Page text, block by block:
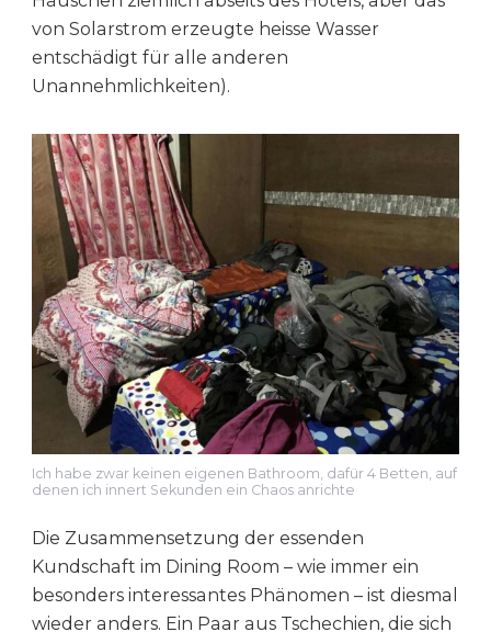
von Solarstrom erzeugte heisse Wasser
entschädigt für alle anderen
Unannehmlichkeiten).
Ich habe zwar keinen eigenen Bathroom, dafür 4 Betten, auf
denen ich innert Sekunden ein Chaos anrichte
Die Zusammensetzung der essenden
Kundschaft im Dining Room – wie immer ein
besonders interessantes Phänomen – ist diesmal
wieder anders. Ein Paar aus Tschechien, die sich